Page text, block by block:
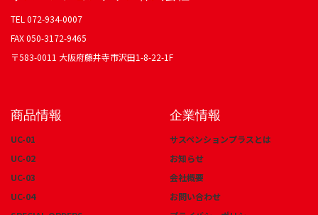
TEL 072-934-0007
FAX 050-3172-9465
〒583-0011 大阪府藤井寺市沢田1-8-22-1F
商品情報
UC-01
UC-02
UC-03
UC-04
企業情報
サスペンションプラスとは
お知らせ
会社概要
お問い合わせ